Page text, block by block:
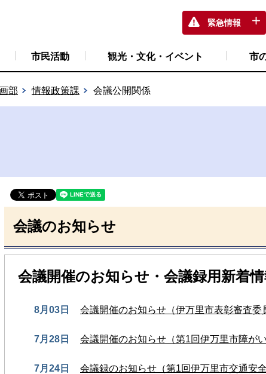
緊急情報
市民活動 観光・文化・イベント 市
部 情報政策課 会議公開関係
会議のお知らせ
会議開催のお知らせ・会議録用新着
8月03日 会議開催のお知らせ（伊万里市表彰審査委
7月28日 会議開催のお知らせ（第1回伊万里市障が
7月24日 会議録のお知らせ（第1回伊万里市交通安全